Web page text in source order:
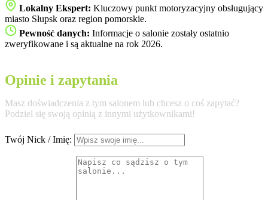
Lokalny Ekspert: Kluczowy punkt motoryzacyjny obsługujący
miasto Słupsk oraz region pomorskie.
Pewność danych: Informacje o salonie zostały ostatnio
zweryfikowane i są aktualne na rok 2026.
Opinie i zapytania
Masz doświadczenia z tym salonem lub chcesz o coś zapytać?
Podziel się swoją opinią z innymi użytkownikami!
Twój Nick / Imię: